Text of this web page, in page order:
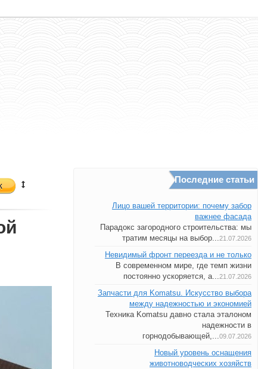
Последние статьи
Лицо вашей территории: почему забор
важнее фасада
Парадокс загородного строительства: мы
тратим месяцы на выбор...21.07.2026
Невидимый фронт переезда и не только
В современном мире, где темп жизни
постоянно ускоряется, а...21.07.2026
Запчасти для Komatsu. Искусство выбора
между надежностью и экономией
Техника Komatsu давно стала эталоном
надежности в
горнодобывающей,...09.07.2026
Новый уровень оснащения
животноводческих хозяйств